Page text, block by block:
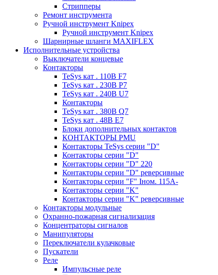
Стрипперы
Ремонт инструмента
Ручной инструмент Knipex
Ручной инструмент Knipex
Шарнирные шланги MAXIFLEX
Исполнительные устройства
Выключатели концевые
Контакторы
TeSys кат . 110В F7
TeSys кат . 230В P7
TeSys кат . 240В U7
Контакторы
TeSys кат . 380В Q7
TeSys кат . 48В E7
Блоки дополнительных контактов
КОНТАКТОРЫ PMU
Контакторы TeSys серии "D"
Контакторы серии "D"
Контакторы серии "D" 220
Контакторы серии "D" реверсивные
Контакторы серии "F" Iном. 115А-
Контакторы серии "K"
Контакторы серии "K" реверсивные
Контакторы модульные
Охранно-пожарная сигнализация
Концентраторы сигналов
Манипуляторы
Переключатели кулачковые
Пускатели
Реле
Импульсные реле